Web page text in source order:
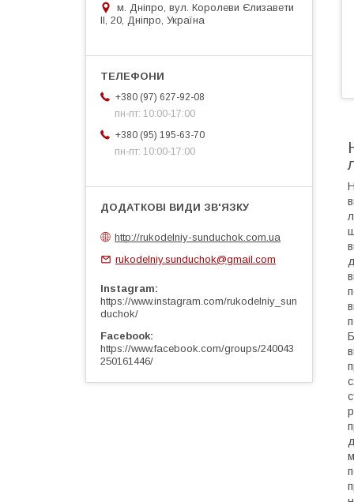
м. Дніпро, вул. Королеви Єлизавети
ІІ, 20, Дніпро, Україна
+380 (97) 627-92-08
пн-пт: 10:00-17:00
+380 (95) 195-63-70
пн-пт: 10:00-17:00
http://rukodelniy-sunduchok.com.ua
rukodelniy.sunduchok@gmail.com
Instagram
https://www.instagram.com/rukodelniy_sun
duchok/
Facebook
https://www.facebook.com/groups/240043
250161446/